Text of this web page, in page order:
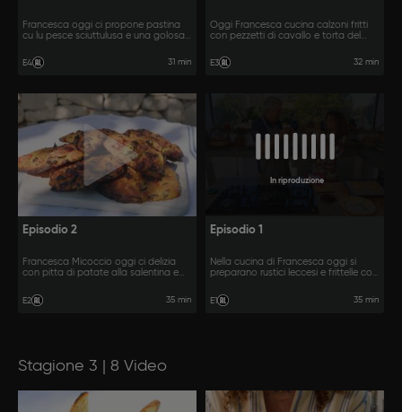
Francesca oggi ci propone pastina
cu lu pesce sciuttulusa e una golosa
E4 31 min
Oggi Francesca cucina calzoni fritti
con pezzetti di cavallo e torta del
E3 32 min
Episodio 2
Francesca Micoccio oggi ci delizia
con pitta di patate alla salentina e
E2 35 min
In riproduzione
Episodio 1
Nella cucina di Francesca oggi si
preparano rustici leccesi e frittelle con
E1 35 min
Stagione 3 | 8 Video